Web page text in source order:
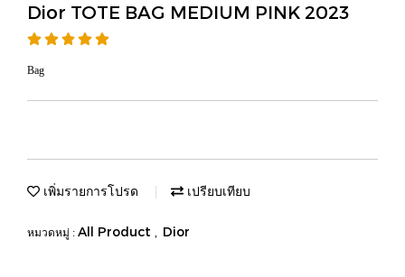
Dior TOTE BAG MEDIUM PINK 2023
Bag
เพิ่มรายการโปรด เปรียบเทียบ
หมวดหมู่ : All Product , Dior